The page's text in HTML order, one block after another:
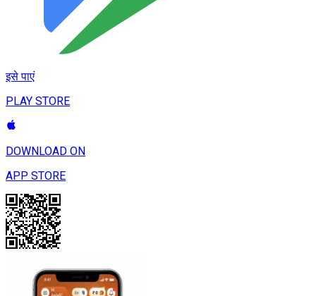
इसे पाएं
PLAY STORE
DOWNLOAD ON
APP STORE